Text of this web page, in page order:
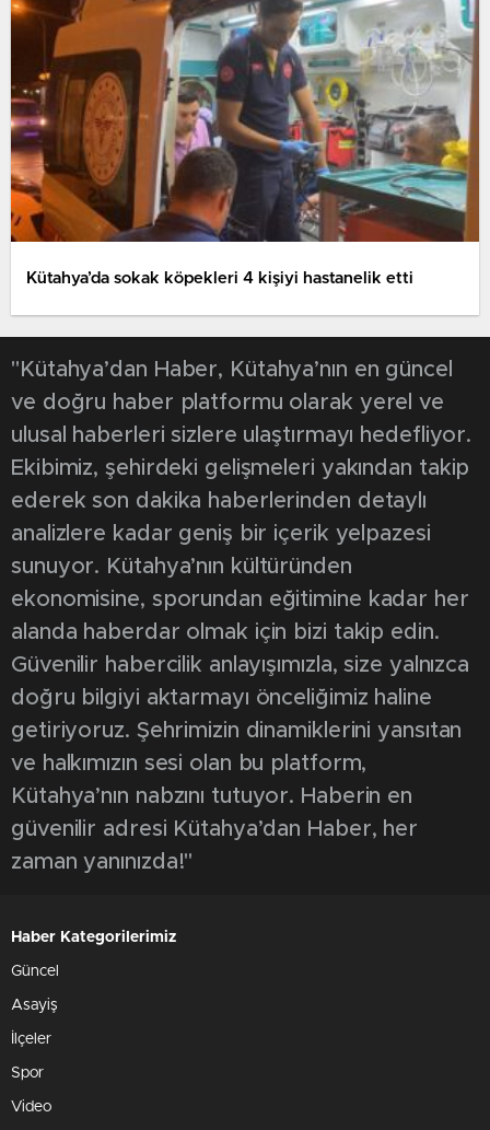
Kütahya’da sokak köpekleri 4 kişiyi hastanelik etti
"Kütahya’dan Haber, Kütahya’nın en güncel
ve doğru haber platformu olarak yerel ve
ulusal haberleri sizlere ulaştırmayı hedefliyor.
Ekibimiz, şehirdeki gelişmeleri yakından takip
ederek son dakika haberlerinden detaylı
analizlere kadar geniş bir içerik yelpazesi
sunuyor. Kütahya’nın kültüründen
ekonomisine, sporundan eğitimine kadar her
alanda haberdar olmak için bizi takip edin.
Güvenilir habercilik anlayışımızla, size yalnızca
doğru bilgiyi aktarmayı önceliğimiz haline
getiriyoruz. Şehrimizin dinamiklerini yansıtan
ve halkımızın sesi olan bu platform,
Kütahya’nın nabzını tutuyor. Haberin en
güvenilir adresi Kütahya’dan Haber, her
zaman yanınızda!"
Haber Kategorilerimiz
Güncel
Asayiş
İlçeler
Spor
Video